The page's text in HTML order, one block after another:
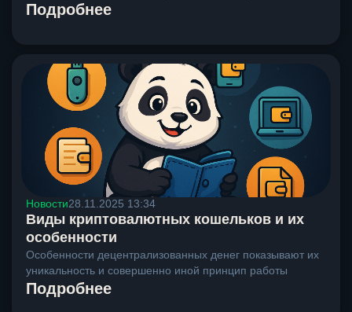
Подробнее
Новости28.11.2025 13:34
Виды криптовалютных кошельков и их
особенности
Особенности децентрализованных денег показывают их
уникальность и совершенно иной принцип работы
Подробнее